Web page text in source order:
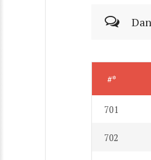
#*
701
702